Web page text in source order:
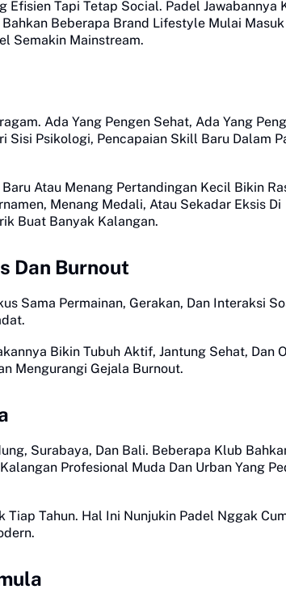
Tapi Tetap Social. Padel Jawabannya
Beberapa Brand Lifestyle Mulai
Semakin Mainstream.
Ada Yang Pengen Sehat, Ada Yang
Sisi Psikologi, Pencapaian Skill Baru Dalam
Atau Menang Pertandingan Kecil Bikin
Menang Medali, Atau Sekadar Eksis Di
Buat Banyak Kalangan.
Dan Burnout
Sama Permainan, Gerakan, Dan Interaksi
Bikin Tubuh Aktif, Jantung Sehat, Dan
Mengurangi Gejala Burnout.
Surabaya, Dan Bali. Beberapa Klub
Profesional Muda Dan Urban Yang
Tahun. Hal Ini Nunjukin Padel Nggak